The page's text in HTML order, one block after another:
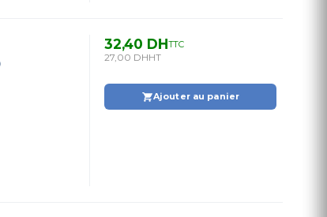
32,40 DHTTC
27,00 DHHT
Ajouter au panier